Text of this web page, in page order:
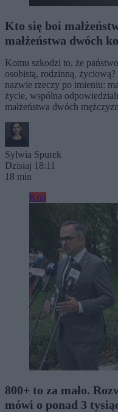
Kto się boi
małżeństwa dwóch
Komu szkodzi to, że
osobistą, rodzinną,
nazwie rzeczy po imieniu:
życie, wspólna
małżeństwa dwóch
Sylwia Spurek
Dzisiaj 18:11
18 min
Kraj
800+ to za mało.
mówi o ponad 3